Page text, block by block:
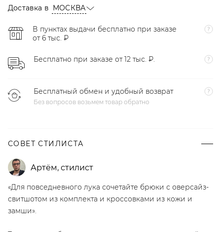
Доставка в МОСКВА
В пунктах выдачи бесплатно при заказе
от 6 тыс. ₽
Бесплатно при заказе от 12 тыс. ₽.
Бесплатный обмен и удобный возврат
Без вопросов возьмем товар обратно
СОВЕТ СТИЛИСТА
Артём, стилист
«Для повседневного лука сочетайте брюки с оверсайз-
свитшотом из комплекта и кроссовками из кожи и
замши».